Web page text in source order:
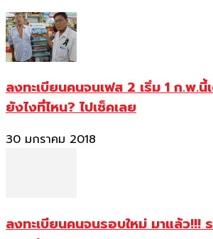
ลงทะเบียนคนจนเฟส 2 เริ่ม 1 ก.พ.นี้
ยังไงที่ไหน? ไปเช็คเลย
30 มกราคม 2018
ลงทะเบียนคนจนรอบใหม่ มาแล้ว!!!